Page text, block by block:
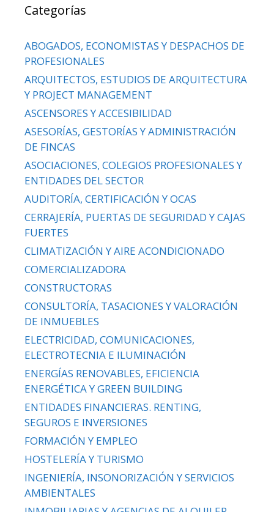
Categorías
ABOGADOS, ECONOMISTAS Y DESPACHOS DE
PROFESIONALES
ARQUITECTOS, ESTUDIOS DE ARQUITECTURA
Y PROJECT MANAGEMENT
ASCENSORES Y ACCESIBILIDAD
ASESORÍAS, GESTORÍAS Y ADMINISTRACIÓN
DE FINCAS
ASOCIACIONES, COLEGIOS PROFESIONALES Y
ENTIDADES DEL SECTOR
AUDITORÍA, CERTIFICACIÓN Y OCAS
CERRAJERÍA, PUERTAS DE SEGURIDAD Y CAJAS
FUERTES
CLIMATIZACIÓN Y AIRE ACONDICIONADO
COMERCIALIZADORA
CONSTRUCTORAS
CONSULTORÍA, TASACIONES Y VALORACIÓN
DE INMUEBLES
ELECTRICIDAD, COMUNICACIONES,
ELECTROTECNIA E ILUMINACIÓN
ENERGÍAS RENOVABLES, EFICIENCIA
ENERGÉTICA Y GREEN BUILDING
ENTIDADES FINANCIERAS. RENTING,
SEGUROS E INVERSIONES
FORMACIÓN Y EMPLEO
HOSTELERÍA Y TURISMO
INGENIERÍA, INSONORIZACIÓN Y SERVICIOS
AMBIENTALES